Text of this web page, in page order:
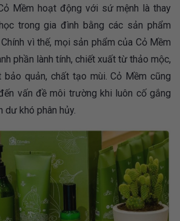
Mềm hoạt động với sứ mệnh là thay
trong gia đình bằng các sản phẩm
vì thế, mọi sản phẩm của Cỏ Mềm
phần lành tính, chiết xuất từ thảo mộc,
bảo quản, chất tạo mùi. Cỏ Mềm cũng
vấn đề môi trường khi luôn cố gắng
dư khó phân hủy.